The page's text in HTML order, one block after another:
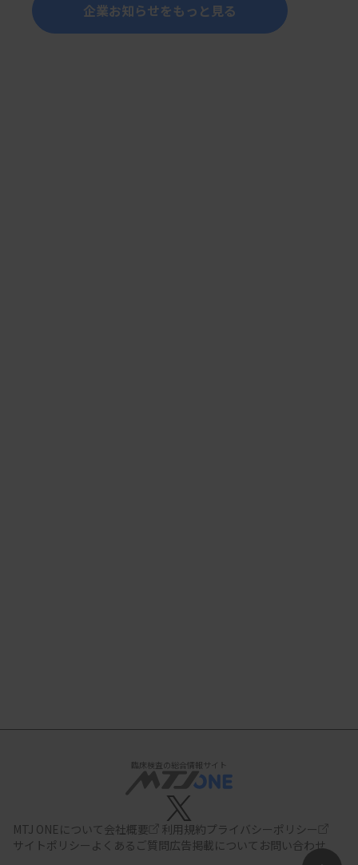
企業お知らせをもっと見る
臨床検査の総合情報サイト
MTJ ONEについて会社概要 利用規約プライバシーポリシー
サイトポリシー よくあるご質問広告掲載について お問い合わせ